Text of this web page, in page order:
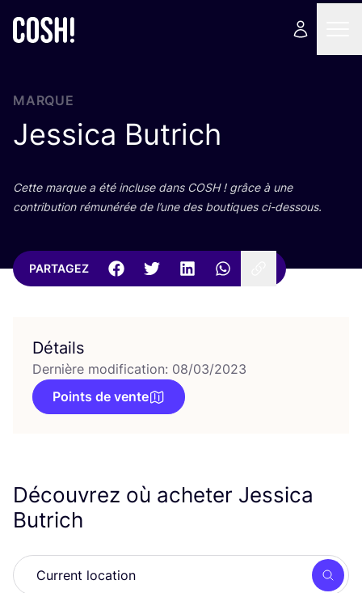
MARQUE
Jessica Butrich
Cette marque a été incluse dans COSH! grâce à une
contri­bu­tion rému­né­rée de l’une des bou­tiques ci-dessous.
PARTAGEZ
Détails
Dernière modification: 08/03/2023
Points de vente
Découvrez où acheter Jessica
Butrich